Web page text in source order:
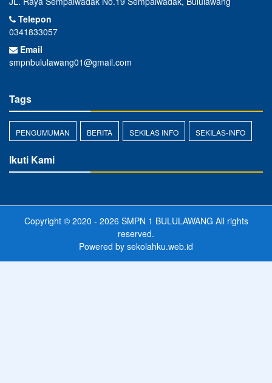
Telepon
0341833057
Email
smpnbululawang01@gmail.com
Tags
PENGUMUMAN BERITA SEKILAS INFO SEKILAS-INFO
Ikuti Kami
Copyright © 2020 - 2026 SMPN 1 BULULAWANG All rights
reserved.
Powered by sekolahku.web.id